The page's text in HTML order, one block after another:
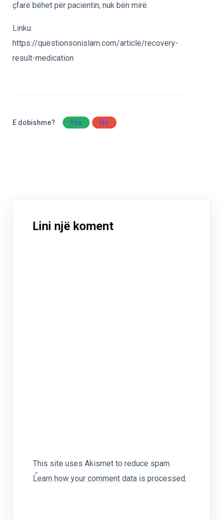
çfarë bëhet për pacientin, nuk bën mirë.
Linku:
https://questionsonislam.com/article/recovery-
result-medication
E dobishme? Yes No
Lini një koment
This site uses Akismet to reduce spam.
Learn how your comment data is processed.